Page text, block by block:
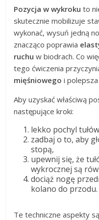
Pozycja w wykroku to
skutecznie mobilizuje
wykonać, wysuń jedną
znacząco poprawia
ruchu w biodrach. Co
tego ćwiczenia
mięśniowego i polepsza
Aby uzyskać właściwą
następujące kroki:
lekko pochyl
zadbaj o to, aby
stopą,
upewnij się, że
wykrocznej są
dociąż nogę
kolano do przodu.
Te techniczne aspekty